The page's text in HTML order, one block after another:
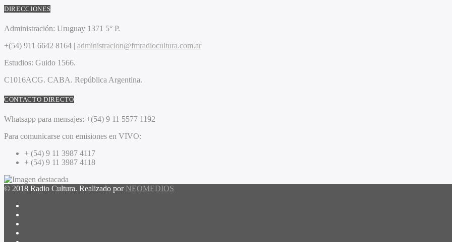
DIRECCIONES
Administración: Uruguay 1371 5° P.
+(54) 911 6642 8164 | administracion@fmradiocultura.com.ar
Estudios: Guido 1566.
C1016ACG. CABA. República Argentina.
CONTACTO DIRECTO
Whatsapp para mensajes: +(54) 9 11 5577 1192
Para comunicarse con emisiones en VIVO:
+ (54) 9 11 3987 4117
+ (54) 9 11 3987 4118
© 2018 Radio Cultura. Realizado por NEOMEDIOS